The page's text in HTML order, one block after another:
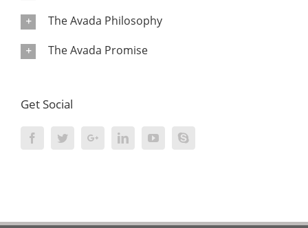
The Avada Philosophy
The Avada Promise
Get Social